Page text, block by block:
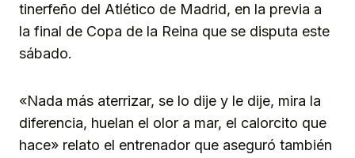
tinerfeño del Atlético de Madrid, en la previa a
la final de Copa de la Reina que se disputa este
sábado.
«Nada más aterrizar, se lo dije y le dije, mira la
diferencia, huelan el olor a mar, el calorcito que
hace» relato el entrenador que aseguró también